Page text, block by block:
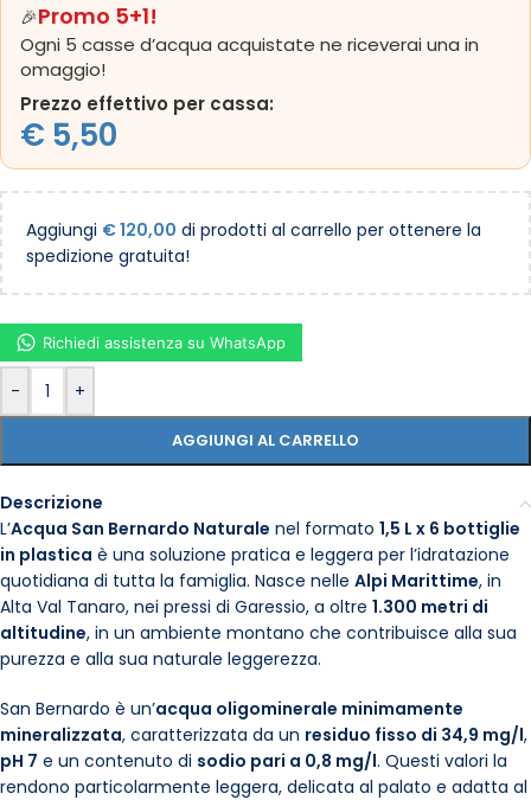
🎉Promo 5+1!
Ogni 5 casse d’acqua acquistate ne riceverai una in
omaggio!
Prezzo effettivo per cassa:
€ 5,50
Aggiungi €120,00 di prodotti al carrello per ottenere la
spedizione gratuita!
- +
AGGIUNGI AL CARRELLO
Richiedi assistenza su WhatsApp
Descrizione
L’Acqua San Bernardo Naturale nel formato 1,5 L x 6 bottiglie
in plastica è una soluzione pratica e leggera per l’idratazione
quotidiana di tutta la famiglia. Nasce nelle Alpi Marittime, in
Alta Val Tanaro, nei pressi di Garessio, a oltre 1.300 metri di
altitudine, in un ambiente montano che contribuisce alla sua
purezza e alla sua naturale leggerezza.
San Bernardo è un’acqua oligominerale minimamente
mineralizzata, caratterizzata da un residuo fisso di 34,9 mg/l,
pH 7 e un contenuto di sodio pari a 0,8 mg/l. Questi valori la
rendono particolarmente leggera, delicata al palato e adatta al